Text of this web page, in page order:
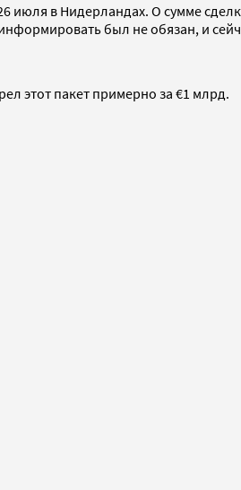
июля в Нидерландах. О сумме
был не обязан, и
этот пакет примерно за €1 млрд.